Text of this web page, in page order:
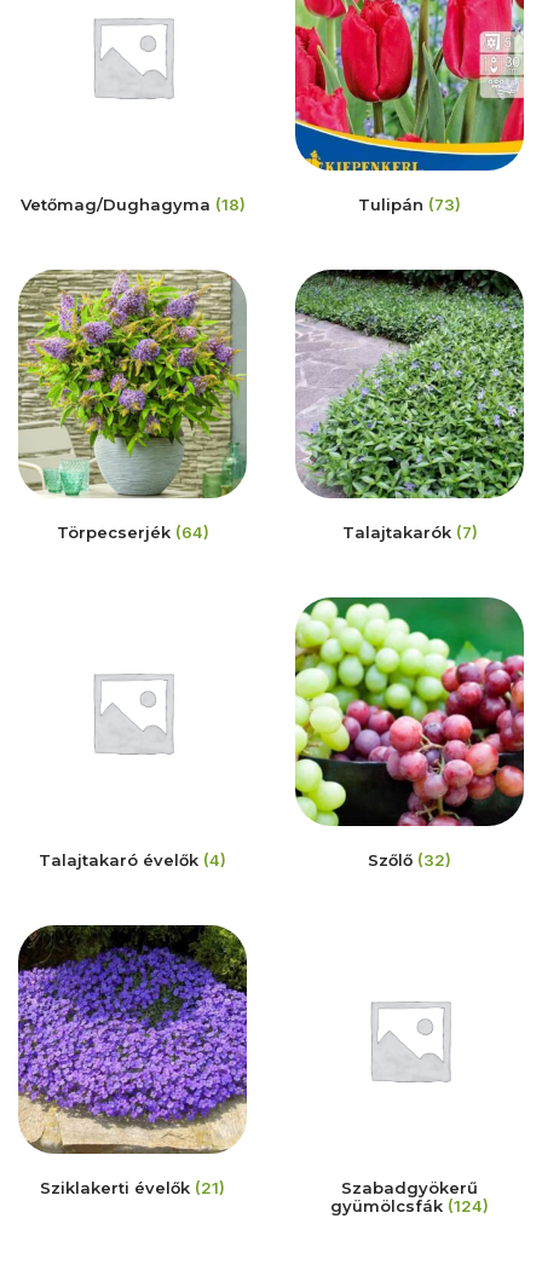
Vetőmag/Dughagyma (18) Tulipán (73)
Törpecserjék (64) Talajtakarók (7)
Talajtakaró évelők (4) Szőlő (32)
Sziklakerti évelők (21)
Szabadgyökerű
gyümölcsfák (124)